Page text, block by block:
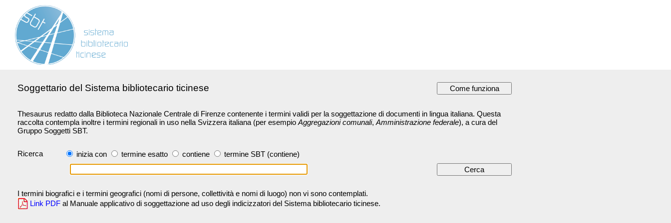
Soggettario del Sistema bibliotecario ticinese
Thesaurus redatto dalla Biblioteca Nazionale Centrale di Firenze contenente i termini validi per la soggettazione di documenti in lingua italiana. Questa
raccolta contempla inoltre i termini regionali in uso nella Svizzera italiana (per esempio Aggregazioni comunali, Amministrazione federale), a cura del
Gruppo Soggetti SBT.
Ricerca inizia con termine esatto contiene termine SBT (contiene)
I termini biografici e i termini geografici (nomi di persone, collettività e nomi di luogo) non vi sono contemplati.
Link PDF al Manuale applicativo di soggettazione ad uso degli indicizzatori del Sistema bibliotecario ticinese.